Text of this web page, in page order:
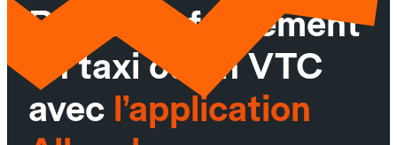
Réservez facilement
un taxi ou un VTC
avec l’application